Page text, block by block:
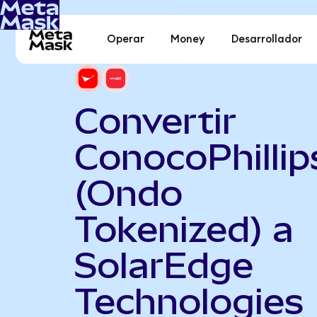
Operar Money Desarrollador
Convertir
(Ondo
Tokenized) a
SolarEdge
Technologies